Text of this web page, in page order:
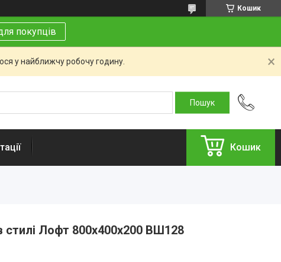
Кошик
покупців
у найближчу робочу годину.
Кошик
стилі Лофт 800х400х200 ВШ128